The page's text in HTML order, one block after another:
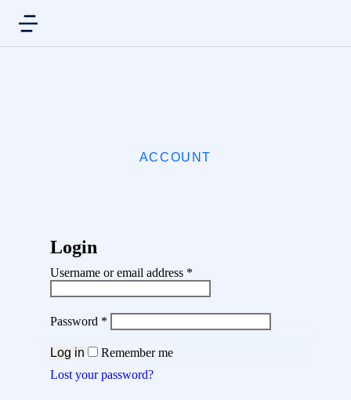
ACCOUNT
Login
Username or email address *
Password *
Log in
Remember me
Lost your password?